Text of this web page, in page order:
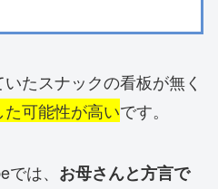
たスナックの看板が無く
た可能性が高いです。
は、 お母さんと方言で